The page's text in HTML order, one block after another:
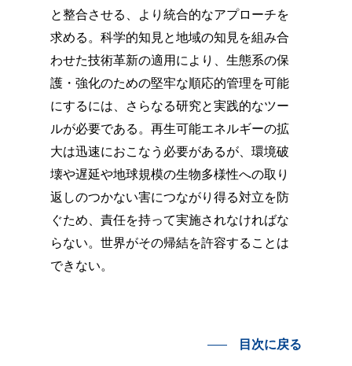
と整合させる、より統合的なアプローチを
求める。科学的知見と地域の知見を組み合
わせた技術革新の適用により、生態系の保
護・強化のための堅牢な順応的管理を可能
にするには、さらなる研究と実践的なツー
ルが必要である。再生可能エネルギーの拡
大は迅速におこなう必要があるが、環境破
壊や遅延や地球規模の生物多様性への取り
返しのつかない害につながり得る対立を防
ぐため、責任を持って実施されなければな
らない。世界がその帰結を許容することは
できない。
目次に戻る